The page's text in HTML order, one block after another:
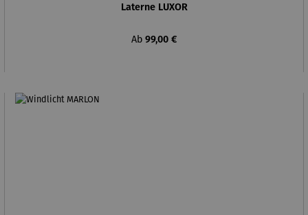
Laterne LUXOR
Regulärer Preis:
Ab 99,00 €